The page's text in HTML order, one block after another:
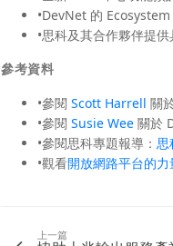
•DevNet 的
•思科及其合作夥伴提
參考資料
•參閱 Scott Harrell 關
•參閱 Susie Wee 關於
•參閱思科專題報導： 思
•觀看開放網路平台的力
上一篇